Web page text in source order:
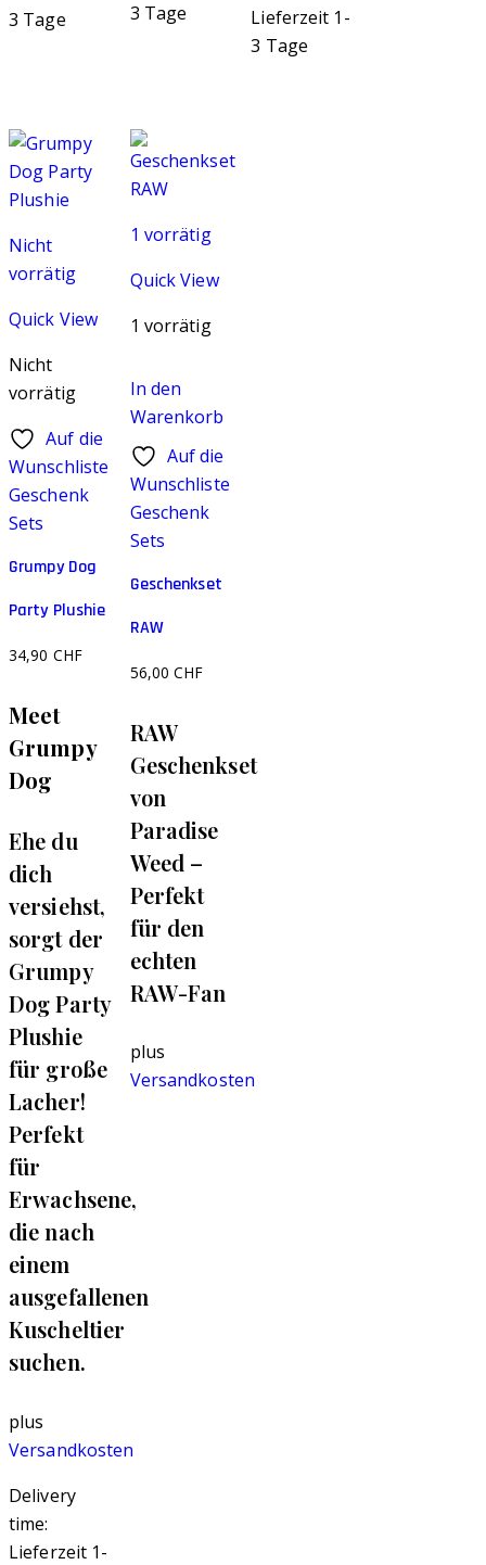
3 Tage
3 Tage
Lieferzeit 1-
3 Tage
Nicht
vorrätig
Quick View
Nicht
vorrätig
Auf die
Wunschliste
Geschenk
Sets
Grumpy Dog
Party Plushie
34,90 CHF
Meet
Grumpy
Dog
Ehe du
dich
versiehst,
sorgt der
Grumpy
Dog Party
Plushie
für große
Lacher!
Perfekt
für
Erwachsene,
die nach
einem
ausgefallenen
Kuscheltier
suchen.
plus
Versandkosten
Delivery
time:
Lieferzeit 1-
1 vorrätig
Quick View
1 vorrätig
In den
Warenkorb
Auf die
Wunschliste
Geschenk
Sets
Geschenkset
RAW
56,00CHF
RAW
Geschenkset
von
Paradise
Weed –
Perfekt
für den
echten
RAW-Fan
plus
Versandkosten